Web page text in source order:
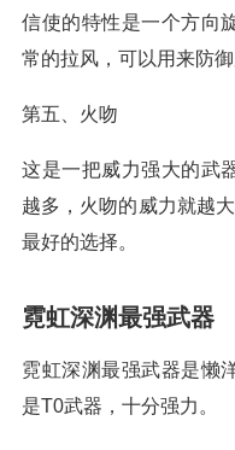
信使的特性是一个方向
常的拉风，可以用来防
第五、火吻
这是一把威力强大的武
越多，火吻的威力就越
最好的选择。
霓虹深渊最强武器
霓虹深渊最强武器是懒
是T0武器，十分强力。